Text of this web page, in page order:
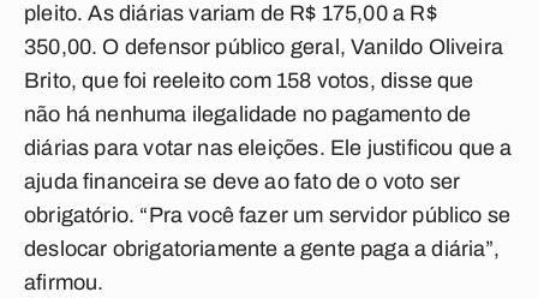
pleito. As diárias variam de R$ 175,00 a R$
350,00. O defensor público geral, Vanildo Oliveira
Brito, que foi reeleito com 158 votos, disse que
não há nenhuma ilegalidade no pagamento de
diárias para votar nas eleições. Ele justificou que a
ajuda financeira se deve ao fato de o voto ser
obrigatório. “Pra você fazer um servidor público se
deslocar obrigatoriamente a gente paga a diária”,
afirmou.